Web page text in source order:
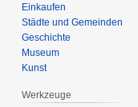
Einkaufen
Städte und Gemeinden
Geschichte
Museum
Kunst
Werkzeuge